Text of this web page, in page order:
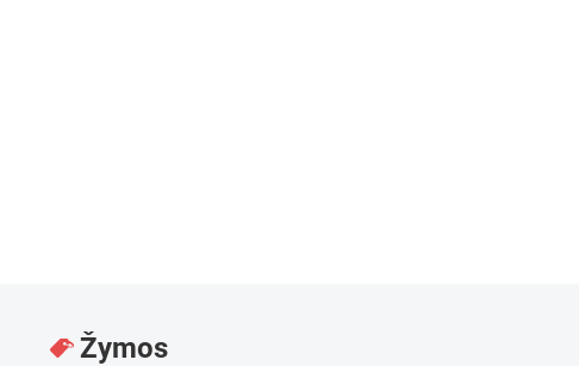
Žymos